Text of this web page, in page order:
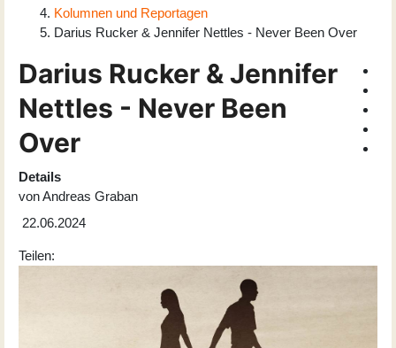
Kolumnen und Reportagen
Darius Rucker & Jennifer Nettles - Never Been Over
Darius Rucker & Jennifer
Nettles - Never Been
Over
Details
vonAndreas Graban
22.06.2024
Teilen: